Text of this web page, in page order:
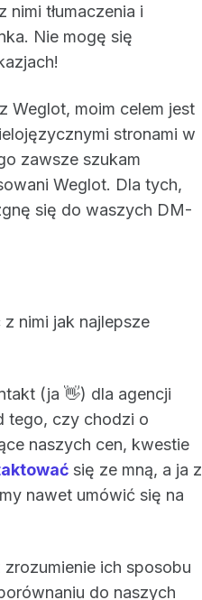
tłumaczenia i
Nie mogę się
Weglot, moim celem jest
stronami w
zawsze szukam
Weglot. Dla tych,
się do waszych DM-
nimi jak najlepsze
(ja 👋) dla agencji
tego, czy chodzi o
naszych cen, kwestie
się ze mną, a ja z
nawet umówić się na
zrozumienie ich sposobu
do naszych